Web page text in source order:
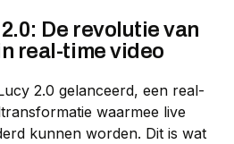
De revolutie van
real-time video
2.0 gelanceerd, een real-
waarmee live
kunnen worden. Dit is wat